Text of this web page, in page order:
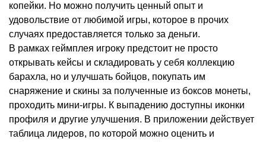
копейки. Но можно получить ценный опыт и
удовольствие от любимой игры, которое в прочих
случаях предоставляется только за деньги.
В рамках геймплея игроку предстоит не просто
открывать кейсы и складировать у себя коллекцию
барахла, но и улучшать бойцов, покупать им
снаряжение и скины за полученные из боксов монеты,
проходить мини-игры. К выпадению доступны иконки
профиля и другие улучшения. В приложении действует
таблица лидеров, по которой можно оценить и